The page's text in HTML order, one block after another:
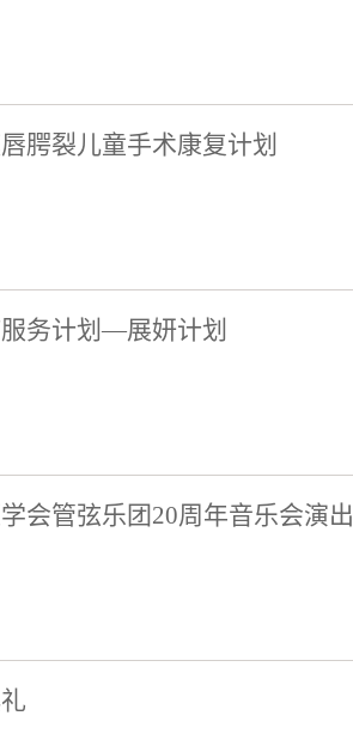
腭裂儿童手术康复计划
务计划—展妍计划
会管弦乐团20周年音乐会演出